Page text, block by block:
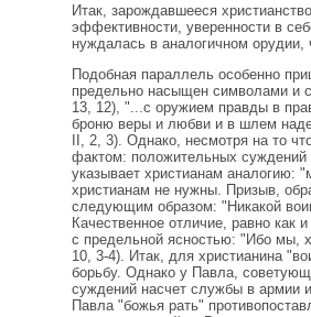
Итак, зарождавшееся
эффективности, уверенности в
нуждалась в аналогичном орудии,
Подобная параллель особенно
предельно насыщен символами и
13, 12), "...с оружием правды в
броню веры и любви и в шлем
II, 2, 3). Однако, несмотря на то
фактом: положительных суждений
указывает христианам
христианам не нужны. Призыв,
следующим образом: "Никакой
Качественное отличие, равно как
с предельной ясностью: "Ибо мы,
10, 3-4). Итак, для христианина
борьбу. Однако у Павла,
суждений насчет службы в армии
Павла "божья рать"